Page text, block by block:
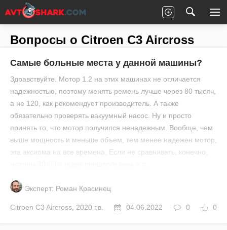
Главная Все вопросы C3 Aircross
Вопросы о Citroen C3 Aircross
Самые больные места у данной машины?
Здравствуйте. Мотор 1.2 на этих машинах не отличается
надежностью, поэтому менять ремень лучше через 80 тысяч,
а не 120, как рекомендует производитель. А также
обязательно проверять вакуумный насос. Ну и просто
принять то, что мотор получился ненадежным. Вообще, чем
выше мощность и меньше объем, тем менее надежен мотор,
эта аксиома на все времена. Если не сравнивать, конечно,
Эксперт: Роман Красинец
Citroen C3 Aircross 2020 г.в. 04.06.2022 0 0